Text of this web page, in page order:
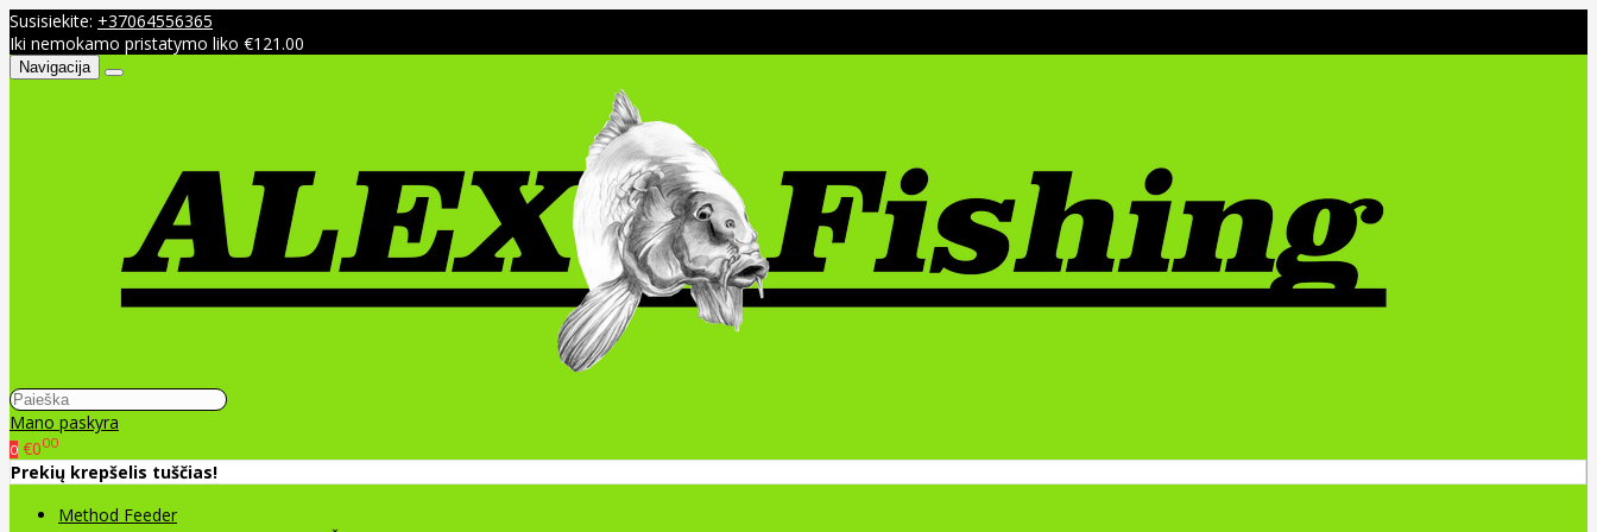
Susisiekite: +37064556365
Iki nemokamo pristatymo liko €121.00
Navigacija
Mano paskyra
0 €000
Prekių krepšelis tuščias!
Method Feeder